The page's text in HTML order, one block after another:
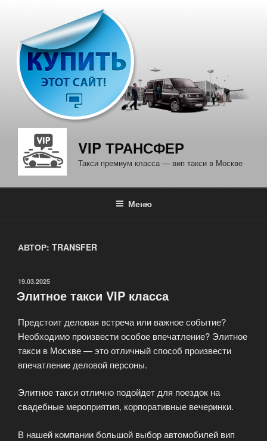
содержимому
VIP ТРАНСФЕР
Такси премиум класса — вип такси в Москве
Меню
АВТОР: TRANSFER
ОПУБЛИКОВАНО
19.03.2025
Элитное такси VIP класса
Предстоит деловая встреча или важное событие?
Необходимо произвести особое впечатление? Элитное
такси в Москве — это отличный способ произвести
впечатление деловой персоны.
Элитное такси отлично подойдет для поездок на
свадебные мероприятия, корпоративные вечеринки.
В нашей компании большой выбор автомобилей вип